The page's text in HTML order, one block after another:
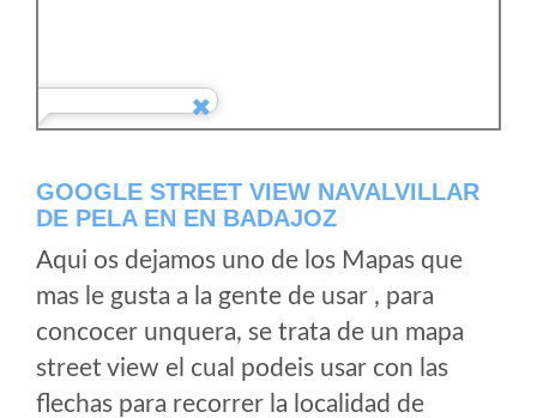
GOOGLE STREET VIEW NAVALVILLAR
DE PELA EN EN BADAJOZ
Aqui os dejamos uno de los Mapas que
mas le gusta a la gente de usar , para
concocer unquera, se trata de un mapa
street view el cual podeis usar con las
flechas para recorrer la localidad de